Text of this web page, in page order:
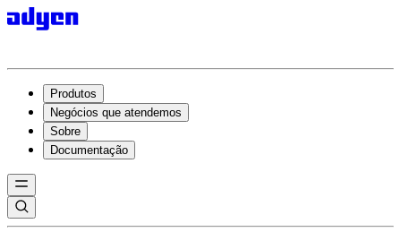
Produtos
Negócios que atendemos
Sobre
Documentação